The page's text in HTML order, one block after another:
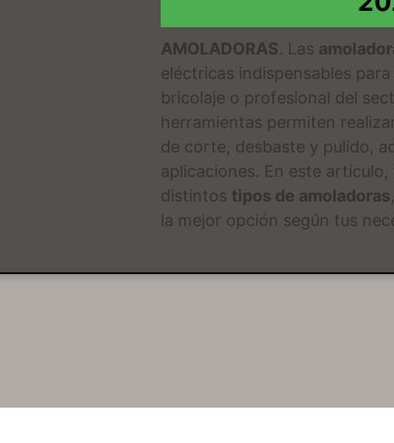
AMOLADORAS. Las
eléctricas indispensables
bricolaje o profesional del
herramientas permiten
de corte, desbaste y pulido,
aplicaciones. En este
distintos tipos de amoladoras
la mejor opción según tus